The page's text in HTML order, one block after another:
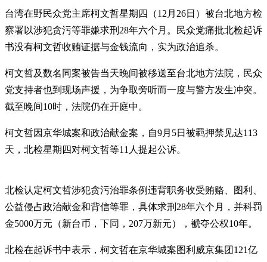
台湾在野民众党主席柯文哲星期四（12月26日）被台北地方检
察署以涉犯贪污等罪嫌求刑28年六个月。民众党痛批北检起诉
书没有柯文哲收贿证据与金钱流向，实为政治追杀。
柯文哲及数名同案被告当天晚间被移送至台北地方法院，民众
党支持者也到现场声援，为争取旁听而一度与警方发生冲突。
截至晚间10时，法院仍在开庭中。
柯文哲因京华城案和政治献金案，自9月5日被羁押禁见达113
天，北检星期四对柯文哲等11人提起公诉。
北检认定柯文哲涉犯贪污治罪条例违背职务收受贿赂、图利、
公益侵占政治献金和背信等罪，具体求刑28年六个月，并科罚
金5000万元（新台币，下同，207万新元），褫夺公权10年。
北检在起诉书中表示，柯文哲在京华城案图利威京集团121亿